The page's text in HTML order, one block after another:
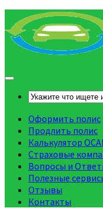
Оформить полис
Продлить полис
Калькулятор
Страховые
Вопросы и
Полезные
Отзывы
Контакты